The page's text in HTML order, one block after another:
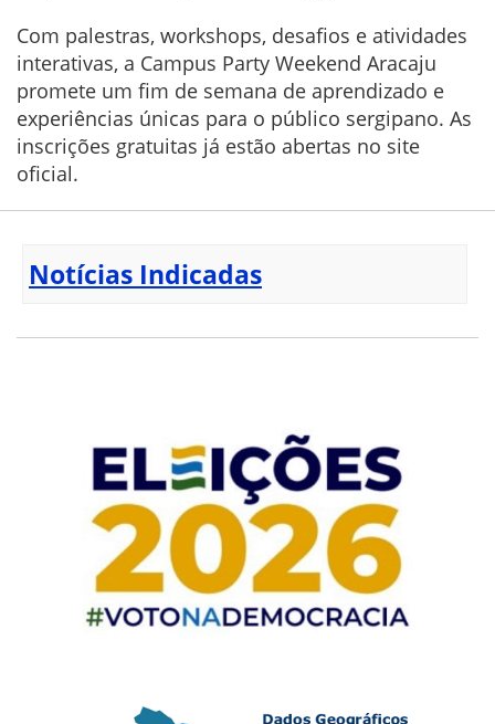
Com palestras, workshops, desafios e atividades
interativas, a Campus Party Weekend Aracaju
promete um fim de semana de aprendizado e
experiências únicas para o público sergipano. As
inscrições gratuitas já estão abertas no site
oficial.
Notícias Indicadas